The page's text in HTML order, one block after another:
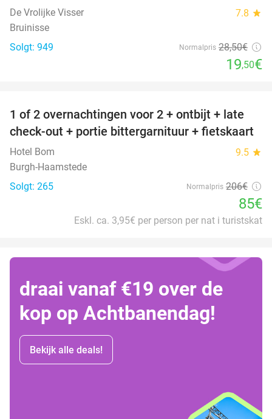
De Vrolijke Visser 7.8 star
Bruinisse
Solgt: 949
Normalpris 28,50€
19,50€
59%
1 of 2 overnachtingen voor 2 + ontbijt + late
check-out + portie bittergarnituur + fietskaart
Hotel Bom 9.5 star
Burgh-Haamstede
Solgt: 265
Normalpris 206€
85€
Eskl. ca. 3,95€ per person per nat i turistskat
draai vanaf €19 over de
kop op Achtbanendag!
Bekijk alle deals!